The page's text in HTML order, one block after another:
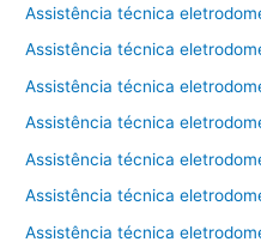
Assistência técnica
Assistência técnica
Assistência técnica
Assistência técnica
Assistência técnica
Assistência técnica
Assistência técnica